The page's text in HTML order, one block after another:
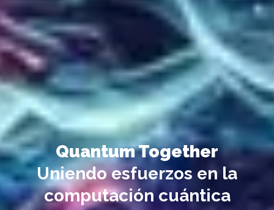
Quantum Together
Uniendo esfuerzos en la
computación cuántica